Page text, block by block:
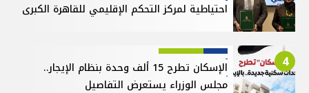
احتياطية لمركز التحكم الإقليمي للقاهرة الكبرى
4
الإسكان تطرح 15 ألف وحدة بنظام الإيجار..
مجلس الوزراء يستعرض التفاصيل